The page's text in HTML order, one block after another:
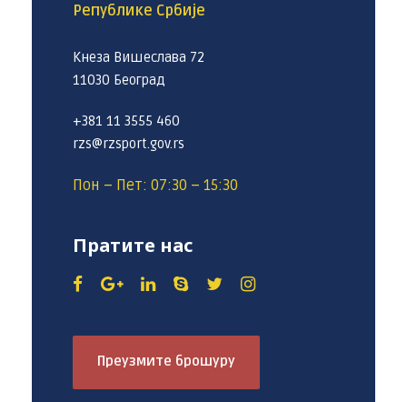
Републике Србије
Кнеза Вишеслава 72
11030 Београд
+381 11 3555 460
rzs@rzsport.gov.rs
Пон – Пет: 07:30 – 15:30
Пратите нас
Преузмите брошуру